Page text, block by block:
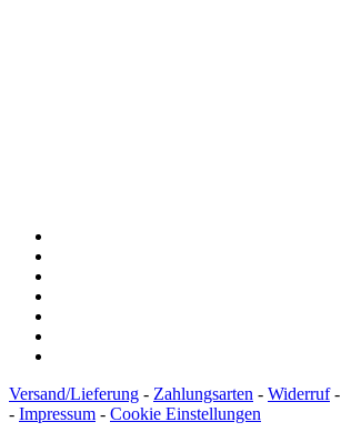
Versand/Lieferung - Zahlungsarten - Widerruf-
- Impressum - Cookie Einstellungen